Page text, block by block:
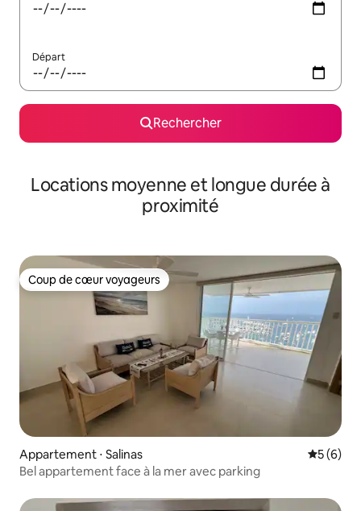
Départ
Rechercher
Locations moyenne et longue durée à
proximité
Coup de cœur voyageurs
Coup de cœur voyageurs
Appartement ⋅ Salinas
5 (6)
Bel appartement face à la mer avec parking